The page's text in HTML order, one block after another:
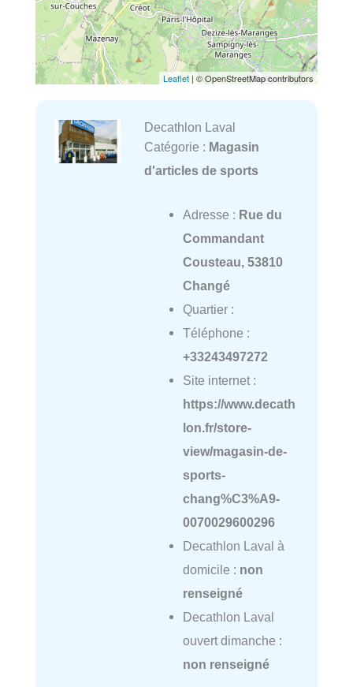
Leaflet | © OpenStreetMap contributors
Decathlon Laval
Catégorie : Magasin
d'articles de sports
Adresse : Rue du
Commandant
Cousteau, 53810
Changé
Quartier :
Téléphone :
+33243497272
Site internet :
https://www.decath
lon.fr/store-
view/magasin-de-
sports-
chang%C3%A9-
0070029600296
Decathlon Laval à
domicile : non
renseigné
Decathlon Laval
ouvert dimanche :
non renseigné